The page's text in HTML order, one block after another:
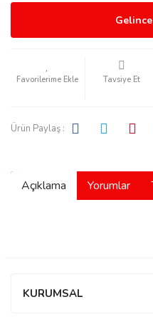
Tavsiye Et
Ürün Paylaş :
Açıklama Yorumlar
KURUMSAL